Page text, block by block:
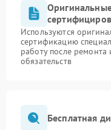
Используются
сертификацию
работу после
обязательств
Бесплатная